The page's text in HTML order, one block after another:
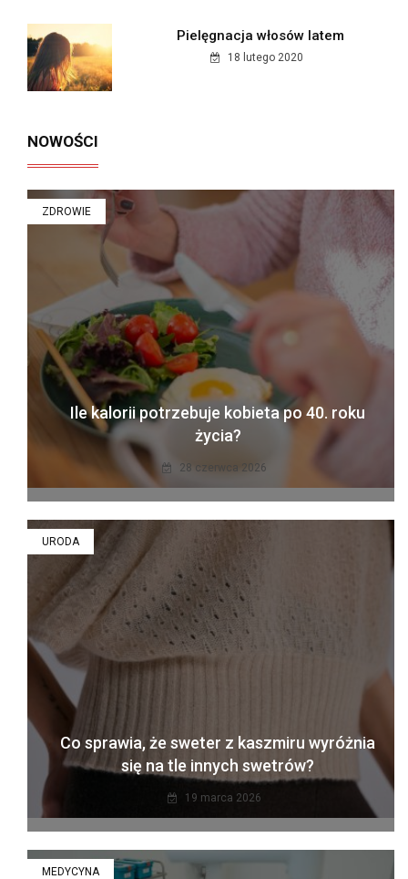
Pielęgnacja włosów latem
18 lutego 2020
NOWOŚCI
ZDROWIE
Ile kalorii potrzebuje kobieta po 40. roku
życia?
28 czerwca 2026
URODA
Co sprawia, że sweter z kaszmiru wyróżnia
się na tle innych swetrów?
19 marca 2026
MEDYCYNA